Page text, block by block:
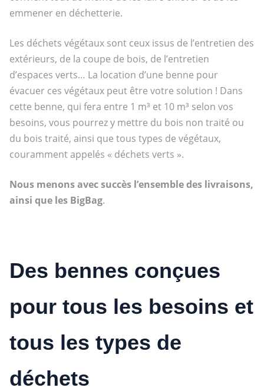
emmener en déchetterie.
Les déchets végétaux sont ceux issus de l’entretien des
extérieurs, de la coupe de bois, de l’entretien
d’espaces verts… La location d’une benne pour
évacuer ces végétaux peut être votre solution ! Dans
cette benne, qui fera entre 1 m³ et 10 m³ selon vos
besoins, vous pourrez y mettre du bois non traité ou
du bois traité, ainsi que tous types de végétaux,
couramment appelés « déchets verts ».
Nous menons avec succès l’ensemble des livraisons,
ainsi que les BigBag.
Des bennes conçues
pour tous les besoins et
tous les types de
déchets